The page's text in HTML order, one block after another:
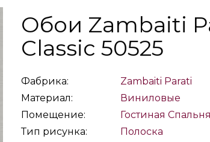
Обои Zambaiti
Classic 50525
Фабрика:
Zambaiti Parati
Материал:
Виниловые
Помещение:
Гостиная Спальня
Тип рисунка:
Полоска